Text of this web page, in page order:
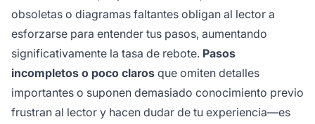
obsoletas o diagramas faltantes obligan al lector a
esforzarse para entender tus pasos, aumentando
significativamente la tasa de rebote. Pasos
incompletos o poco claros que omiten detalles
importantes o suponen demasiado conocimiento previo
frustran al lector y hacen dudar de tu experiencia—es